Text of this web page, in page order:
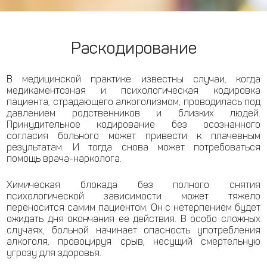
Раскодирование
В медицинской практике известны случаи, когда
медикаментозная и психологическая кодировка
пациента, страдающего алкоголизмом, проводилась под
давлением родственников и близких людей.
Принудительное кодирование без осознанного
согласия больного может привести к плачевным
результатам. И тогда снова может потребоваться
помощь врача-нарколога.
Химическая блокада без полного снятия
психологической зависимости может тяжело
переносится самим пациентом. Он с нетерпением будет
ожидать дня окончания ее действия. В особо сложных
случаях, больной начинает опасность употребления
алкоголя, провоцируя срыв, несущий смертельную
угрозу для здоровья.